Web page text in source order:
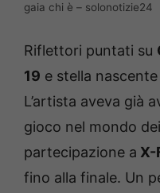
gaia chi è – solonotizie24
Riflettori puntati su
19 e stella
L’artista aveva già
gioco nel mondo
partecipazione a X-
fino alla finale. Un